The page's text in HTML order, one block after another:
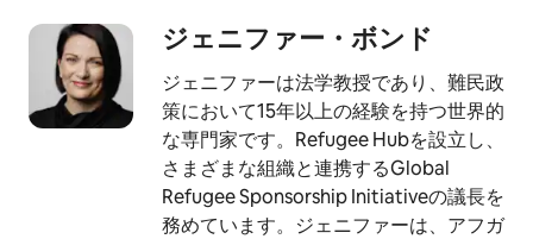
ジェニファー・ボ⁠ン⁠ド
ジェニファーは法学教授であり、難民政
策において15年以上の経験を持つ世界的
な専門家です。Refugee Hubを設立し、
さまざまな組織と連携するGlobal
Refugee Sponsorship Initiativeの議長を
務めています。ジェニファーは、アフガ